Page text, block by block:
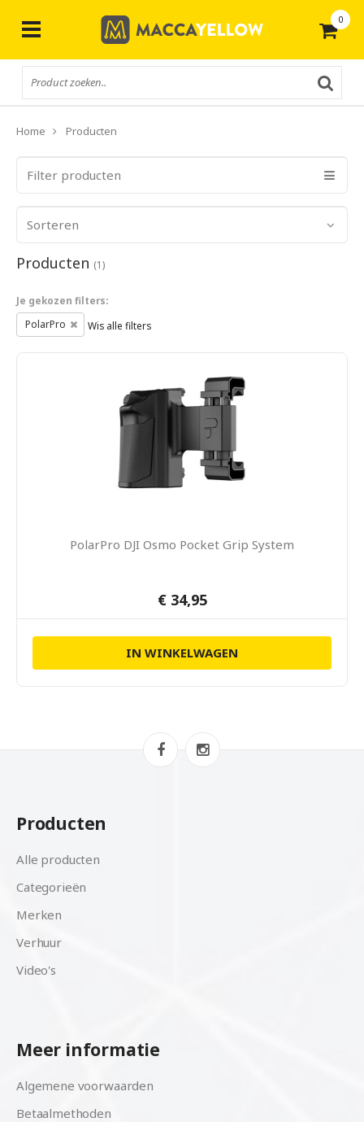
0
Home Producten
Filter producten
Sorteren
Producten (1)
Je gekozen filters:
PolarPro Wis alle filters
PolarPro DJI Osmo Pocket Grip System
€ 34,95
IN WINKELWAGEN
Producten
Alle producten
Categorieën
Merken
Verhuur
Video's
Meer informatie
Algemene voorwaarden
Betaalmethoden